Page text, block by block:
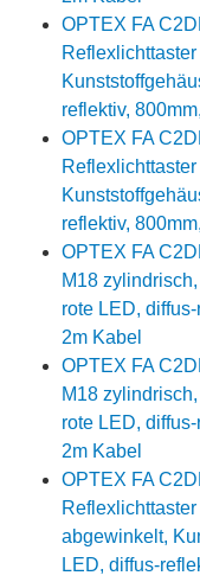
OPTEX FA
reflektiv,
OPTEX FA
reflektiv,
OPTEX FA
M18
rote LED,
2m Kabel
OPTEX FA
M18
rote LED,
2m Kabel
OPTEX FA
abgewinkelt,
LED, diffus-